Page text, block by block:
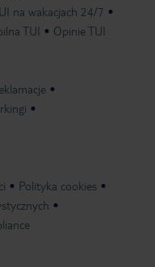
na wakacjach 24/7
TUI Opinie TUI
Polityka cookies